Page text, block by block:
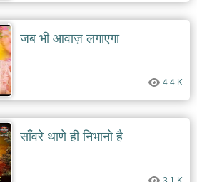
जब भी आवाज़ लगाएगा
4.4 K
साँवरे थाणे ही निभानो है